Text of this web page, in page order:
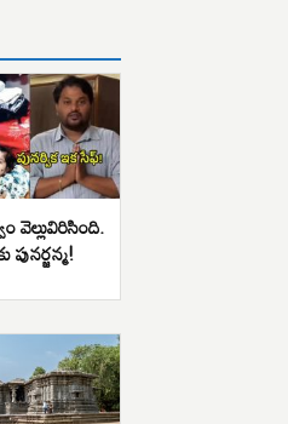
వెల్లువిరిసింది.
పునర్జన్మ!